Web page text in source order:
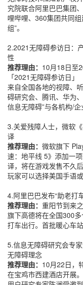
究院联合阿里巴巴集团
哩哔哩、360集团共同
组”。
2.2021无障碍参访日：
性
推荐理由： 10月18日至
「2021无障碍参访日
来自全国各地的视障、
碍研究会、腾讯、华为
信息无障碍”与各机构/
3.关爱残障人士，微软
译
推荐理由： 微软旗下
速：地平线 5》添加一
译，将在游戏发售不久
玩家可以选择美国手语或
4.阿里巴巴发布“助老打
推荐理由： 重阳节到来
旗下高德将在全国300
打车出行。首批暖心车
5.信息无障碍研究会专
无障碍理念
推荐理由： 10月22日，
在宝鸡市西建酒店开展